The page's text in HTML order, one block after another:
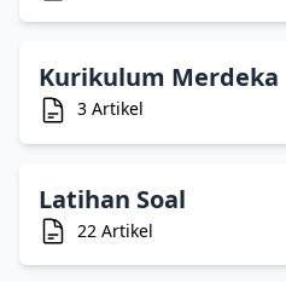
Kurikulum Merdeka
3 Artikel
Latihan Soal
22 Artikel